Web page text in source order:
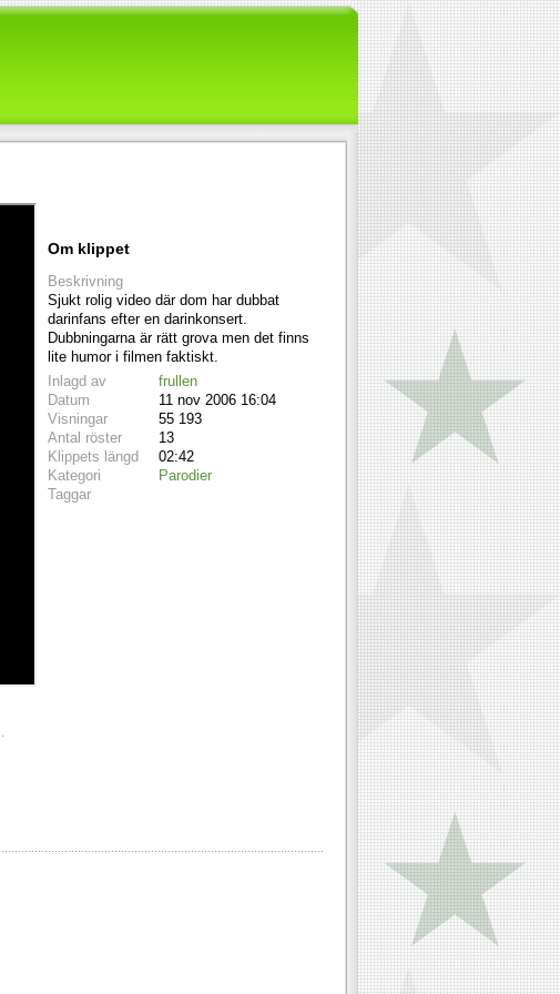
Om klippet
Beskrivning
Sjukt rolig video där dom har dubbat
darinfans efter en darinkonsert.
Dubbningarna är rätt grova men det finns
lite humor i filmen faktiskt.
Inlagd av
frullen
Datum
11 nov 2006 16:04
Visningar
55 193
Antal röster
13
Klippets längd
02:42
Kategori
Parodier
Taggar